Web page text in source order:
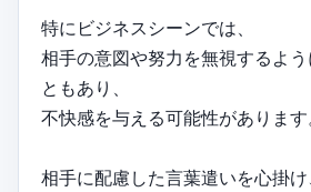
特にビジネスシーンでは、
相手の意図や努力を無視するよ
ともあり、
不快感を与える可能性があります
相手に配慮した言葉遣いを心掛け